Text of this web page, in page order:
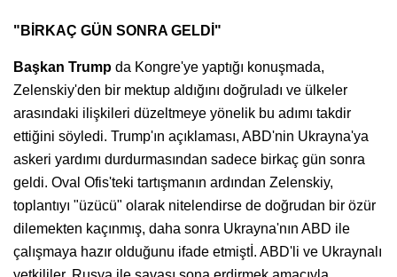
"BİRKAÇ GÜN SONRA GELDİ"
Başkan Trump da Kongre'ye yaptığı konuşmada,
Zelenskiy'den bir mektup aldığını doğruladı ve ülkeler
arasındaki ilişkileri düzeltmeye yönelik bu adımı takdir
ettiğini söyledi. Trump'ın açıklaması, ABD'nin Ukrayna'ya
askeri yardımı durdurmasından sadece birkaç gün sonra
geldi. Oval Ofis'teki tartışmanın ardından Zelenskiy,
toplantıyı "üzücü" olarak nitelendirse de doğrudan bir özür
dilemekten kaçınmış, daha sonra Ukrayna'nın ABD ile
çalışmaya hazır olduğunu ifade etmiştİ. ABD'li ve Ukraynalı